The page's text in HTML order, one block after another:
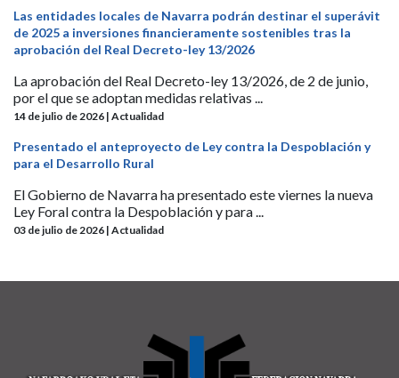
Las entidades locales de Navarra podrán destinar el superávit
de 2025 a inversiones financieramente sostenibles tras la
aprobación del Real Decreto-ley 13/2026
La aprobación del Real Decreto-ley 13/2026, de 2 de junio,
por el que se adoptan medidas relativas ...
14 de julio de 2026 | Actualidad
Presentado el anteproyecto de Ley contra la Despoblación y
para el Desarrollo Rural
El Gobierno de Navarra ha presentado este viernes la nueva
Ley Foral contra la Despoblación y para ...
03 de julio de 2026 | Actualidad